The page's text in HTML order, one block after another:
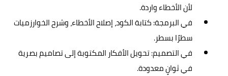
لأن الأخطاء واردة.
في البرمجة: كتابة الكود، إصلاح الأخطاء، وشرح الخوارزميات
سطرًا بسطر.
في التصميم: تحويل الأفكار المكتوبة إلى تصاميم بصرية
في ثوانٍ معدودة.